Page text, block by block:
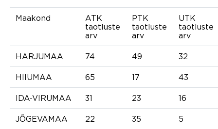
Maakond
ATK
taotluste
arv
PTK
taotluste
arv
UTK
taotluste
arv
HARJUMAA 74 49 32
HIIUMAA 65 17 43
IDA-VIRUMAA 31 23 16
JÕGEVAMAA 22 35 5